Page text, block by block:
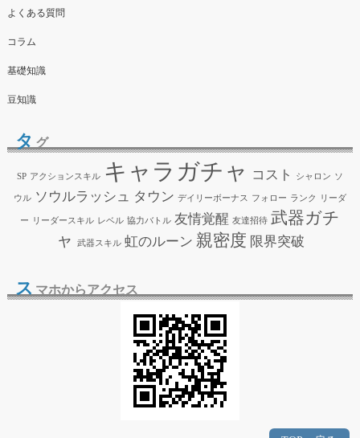
よくある質問
コラム
基礎知識
豆知識
タ グ
SP アクションスキル キャラガチャ コスト シャロン ソ
ウル ソウルラッシュ タウン デイリーボーナス フォロー ランク リーダ
ー リーダースキル レベル 協力バトル 友情覚醒 友達招待 武器ガチ
ャ
武器スキル 虹のルーン 親密度 限界突破
ス マホからアクセス